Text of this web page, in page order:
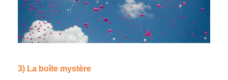
3) La boîte mystère